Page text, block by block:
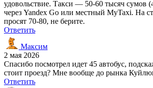
удовольствие. Такси — 50-60 тысяч сумов
через Yandex Go или местный MyTaxi. На
просят 70-80, не берите.
Ответить
Максим
2 мая 2026
Спасибо посмотрел идет 45 автобус,
стоит проезд? Мне вообще до рынка
Ответить